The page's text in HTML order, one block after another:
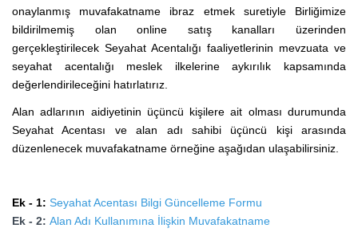
onaylanmış muvafakatname ibraz etmek suretiyle Birliğimize
bildirilmemiş olan online satış kanalları üzerinden
gerçekleştirilecek Seyahat Acentalığı faaliyetlerinin mevzuata ve
seyahat acentalığı meslek ilkelerine aykırılık kapsamında
değerlendirileceğini hatırlatırız.
Alan adlarının aidiyetinin üçüncü kişilere ait olması durumunda
Seyahat Acentası ve alan adı sahibi üçüncü kişi arasında
düzenlenecek muvafakatname örneğine aşağıdan ulaşabilirsiniz.
Ek - 1: Seyahat Acentası Bilgi Güncelleme Formu
Ek - 2: Alan Adı Kullanımına İlişkin Muvafakatname